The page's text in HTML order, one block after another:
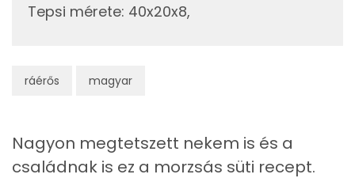
ráérős magyar
20g vaj
143 kcal
Összesen
1165.9 g
Tepsi mérete: 40x20x8,
Nagyon megtetszett nekem is és a
családnak is ez a morzsás süti recept.